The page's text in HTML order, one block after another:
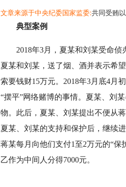
文章来源于中央纪委国家监委:共同受贿
典型案例
2018年3月，夏某和刘某受命侦
夏某和刘某，送了烟、酒并表示希
索要钱财15万元。2018年3月底4月
“摆平”网络赌博的事情。夏某、刘
物。此后，夏某、刘某提出不便从
夏某、刘某的支持和保护后，继续
蒋某每月向他们支付1至2万元的“
乙作为中间人分得7000元。